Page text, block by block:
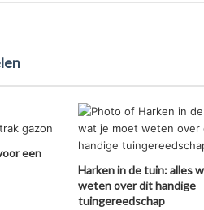
een
Harken in de tuin: alles
weten over dit handige
tuingereedschap